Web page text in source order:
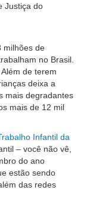
Magistrados e
e de Estímulo à
Feminina
do Assédio
Justiça do
milhões de
no Brasil.
de terem
deixa a
mais degradantes
mais de 12 mil
Infantil da
– você não vê,
do ano
estão sendo
das redes